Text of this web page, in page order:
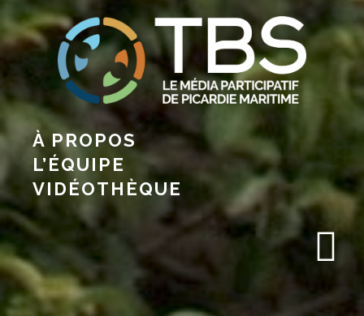
À PROPOS
L’ÉQUIPE
VIDÉOTHÈQUE